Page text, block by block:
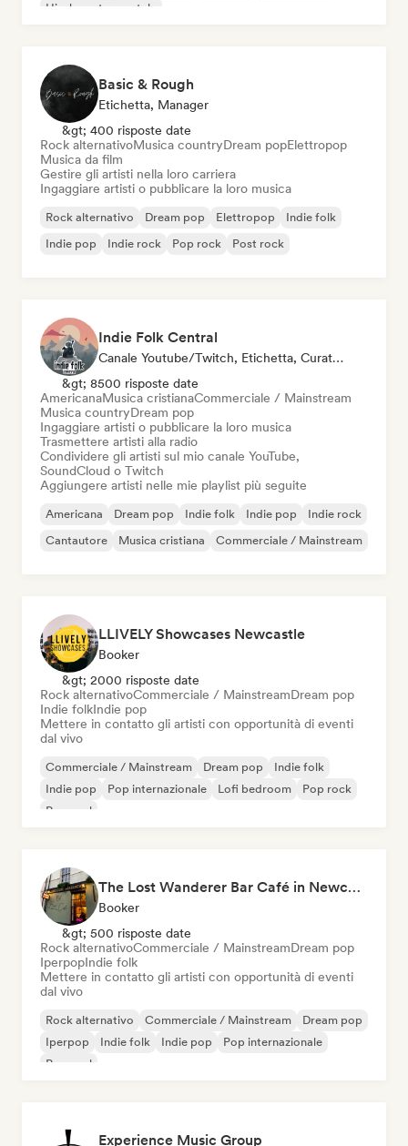
Hip-hop strumentale
Basic & Rough
Etichetta, Manager
&gt; 400 risposte date
Rock alternativoMusica countryDream popElettropop
Musica da film
Gestire gli artisti nella loro carriera
Ingaggiare artisti o pubblicare la loro musica
Rock alternativo Dream pop Elettropop
Indie folk
Indie pop
Indie rock Pop rock Post rock
Indie Folk Central
Canale Youtube/Twitch, Etichetta, Curatore Di Playlist, Stazione Radio
&gt; 8500 risposte date
AmericanaMusica cristianaCommerciale / Mainstream
Musica countryDream pop
Ingaggiare artisti o pubblicare la loro musica
Trasmettere artisti alla radio
Condividere gli artisti sul mio canale YouTube,
SoundCloud o Twitch
Aggiungere artisti nelle mie playlist più seguite
Americana Dream pop Indie folk Indie pop
Indie rock
Cantautore
Musica cristiana Commerciale / Mainstream
LLIVELY Showcases Newcastle
Booker
&gt; 2000 risposte date
Rock alternativoCommerciale / MainstreamDream pop
Indie folkIndie pop
Mettere in contatto gli artisti con opportunità di eventi
dal vivo
Commerciale / Mainstream Dream pop
Indie folk
Indie pop
Pop internazionale Lofi bedroom
Pop rock
Pop soul
The Lost Wanderer Bar Café in Newcastle
Booker
&gt; 500 risposte date
Rock alternativoCommerciale / MainstreamDream pop
IperpopIndie folk
Mettere in contatto gli artisti con opportunità di eventi
dal vivo
Rock alternativo Commerciale / Mainstream
Dream pop
Iperpop
Indie folk Indie pop
Pop internazionale
Pop soul
Experience Music Group